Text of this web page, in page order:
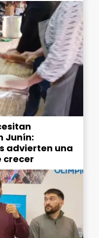
Junín:
advierten una
crecer